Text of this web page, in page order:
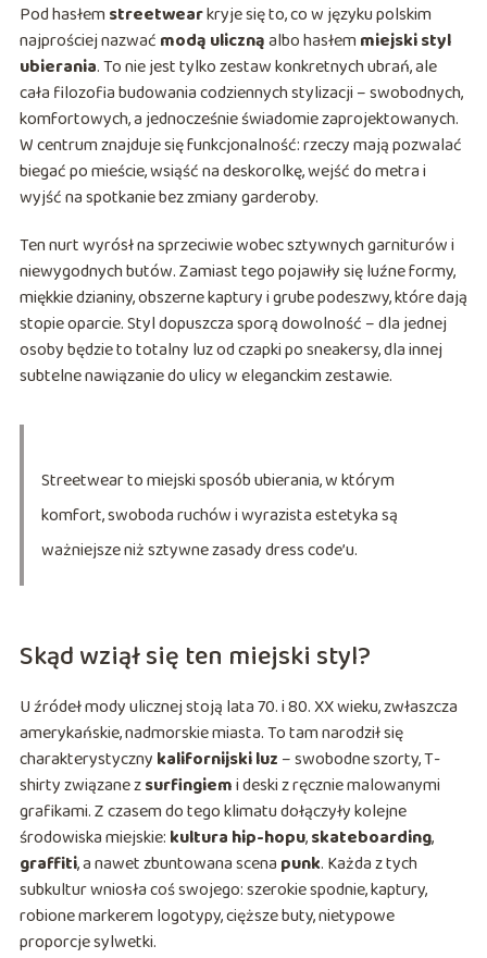
Pod hasłemstreetwearkryje się to, co w języku polskim
najprościej nazwać modą ulicznąalbo hasłemmiejski styl
ubierania. To nie jest tylko zestaw konkretnych ubrań, ale
cała filozofia budowania codziennych stylizacji – swobodnych,
komfortowych, a jednocześnie świadomie zaprojektowanych.
W centrum znajduje się funkcjonalność: rzeczy mają pozwalać
biegać po mieście, wsiąść na deskorolkę, wejść do metra i
wyjść na spotkanie bez zmiany garderoby.
Ten nurt wyrósł na sprzeciwie wobec sztywnych garniturów i
niewygodnych butów. Zamiast tego pojawiły się luźne formy,
miękkie dzianiny, obszerne kaptury i grube podeszwy, które dają
stopie oparcie. Styl dopuszcza sporą dowolność – dla jednej
osoby będzie to totalny luz od czapki po sneakersy, dla innej
subtelne nawiązanie do ulicy w eleganckim zestawie.
Streetwear to miejski sposób ubierania, w którym
komfort, swoboda ruchów i wyrazista estetyka są
ważniejsze niż sztywne zasady dress code’u.
Skąd wziął się ten miejski styl?
U źródeł mody ulicznej stoją lata 70. i 80. XX wieku, zwłaszcza
amerykańskie, nadmorskie miasta. To tam narodził się
charakterystyczny kalifornijski luz – swobodne szorty, T-
shirty związane zsurfingiemi deski z ręcznie malowanymi
grafikami. Z czasem do tego klimatu dołączyły kolejne
środowiska miejskie: kultura hip-hopu,skateboarding,
graffiti, a nawet zbuntowana scena punk. Każda z tych
subkultur wniosła coś swojego: szerokie spodnie, kaptury,
robione markerem logotypy, cięższe buty, nietypowe
proporcje sylwetki.